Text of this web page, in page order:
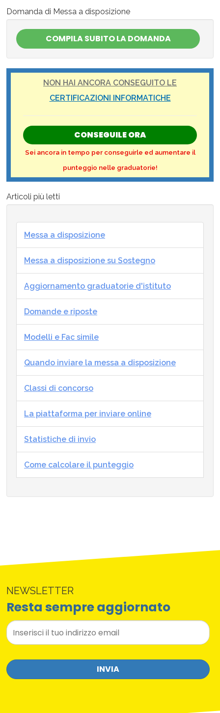
Domanda di Messa a disposizione
NON HAI ANCORA CONSEGUITO LE
CERTIFICAZIONI INFORMATICHE
CONSEGUILE ORA
Sei ancora in tempo per conseguirle ed aumentare il
punteggio nelle graduatorie!
Articoli più letti
Messa a disposizione
Messa a disposizione su Sostegno
Aggiornamento graduatorie d'istituto
Domande e riposte
Modelli e Fac simile
Quando inviare la messa a disposizione
Classi di concorso
La piattaforma per inviare online
Statistiche di invio
Come calcolare il punteggio
NEWSLETTER
Resta sempre aggiornato